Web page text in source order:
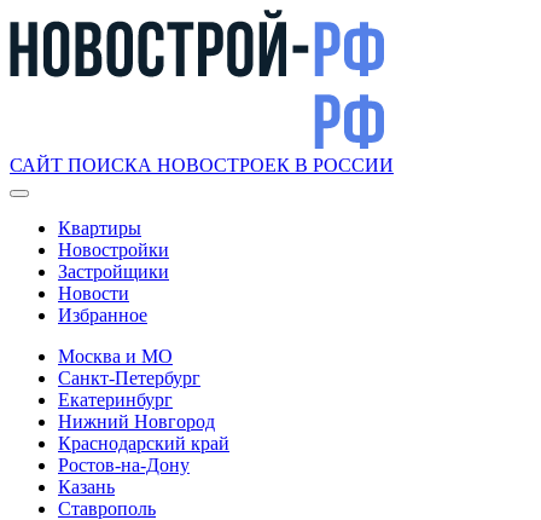
САЙТ ПОИСКА НОВОСТРОЕК В РОССИИ
Квартиры
Новостройки
Застройщики
Новости
Избранное
Москва и МО
Санкт-Петербург
Екатеринбург
Нижний Новгород
Краснодарский край
Ростов-на-Дону
Казань
Ставрополь